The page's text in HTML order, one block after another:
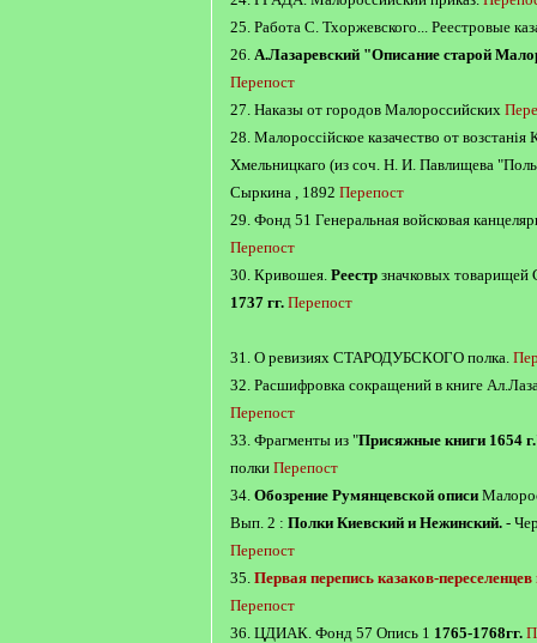
25. Работа С. Тхоржевского... Реестровые
26. А.Лазаревский "Описание старой
Перепост
27. Наказы от городов Малороссийских
28. Малороссiйское казачество от возстанiя
Хмельницкаго (из соч. Н. И. Павлищева
Сыркина , 1892 Перепост
29. Фонд 51 Генеральная войсковая
Перепост
30. Кривошея. Реестр значковых товарищей
1737 гг. Перепост
31. О ревизиях СТАРОДУБСКОГО полка.
32. Расшифровка сокращений в книге
Перепост
33. Фрагменты из "Присяжные книги 1654 г.
полки Перепост
34. Обозрение Румянцевской описи
Вып. 2 : Полки Киевский и Нежинский. -
Перепост
35. Первая перепись казаков-
Перепост
36. ЦДИАК. Фонд 57 Опись 1 1765-1768гг.